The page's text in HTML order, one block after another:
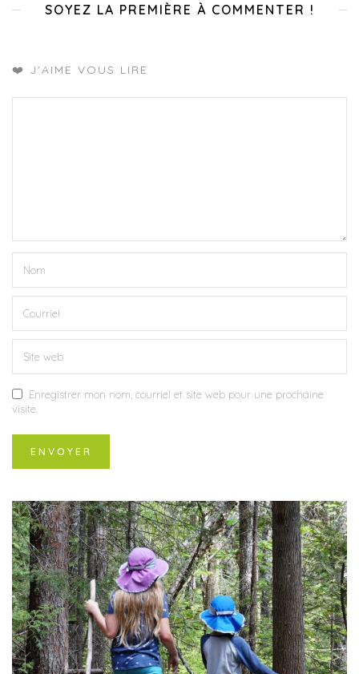
SOYEZ LA PREMIÈRE À COMMENTER !
❤️ J'AIME VOUS LIRE
Enregistrer mon nom, courriel et site web pour une prochaine
visite.